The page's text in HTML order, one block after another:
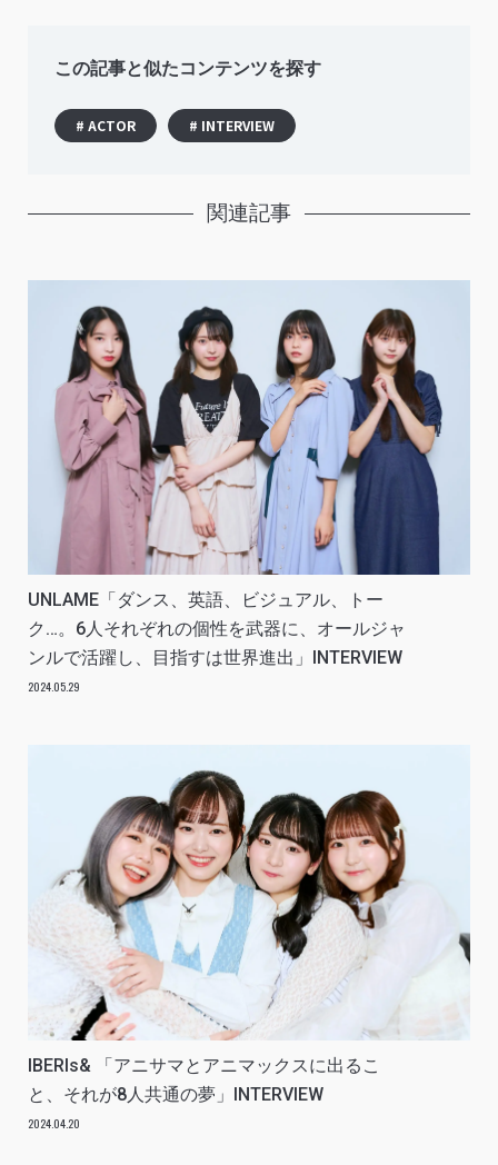
この記事と似たコンテンツを探す
# ACTOR # INTERVIEW
関連記事
UNLAME「ダンス、英語、ビジュアル、トー
ク…。6人それぞれの個性を武器に、オールジャ
ンルで活躍し、目指すは世界進出」INTERVIEW
2024.05.29
IBERIs& 「アニサマとアニマックスに出るこ
と、それが8人共通の夢」INTERVIEW
2024.04.20